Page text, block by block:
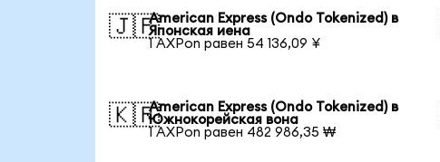
🇯🇵American Express (Ondo Tokenized) в
Японская иена
1 AXPon равен 54 136,09 ¥
🇰🇷American Express (Ondo Tokenized) в
Южнокорейская вона
1 AXPon равен 482 986,35 ₩